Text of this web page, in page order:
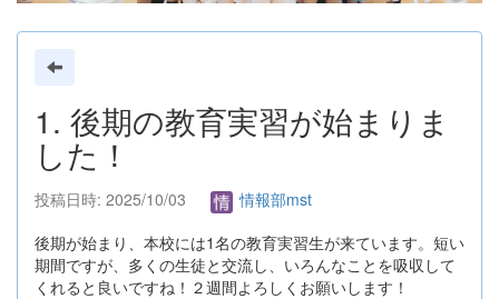
1. 後期の教育実習が始まりま
した！
投稿日時: 2025/10/03
情報部mst
後期が始まり、本校には1名の教育実習生が来ています。短い
期間ですが、多くの生徒と交流し、いろんなことを吸収して
くれると良いですね！２週間よろしくお願いします！